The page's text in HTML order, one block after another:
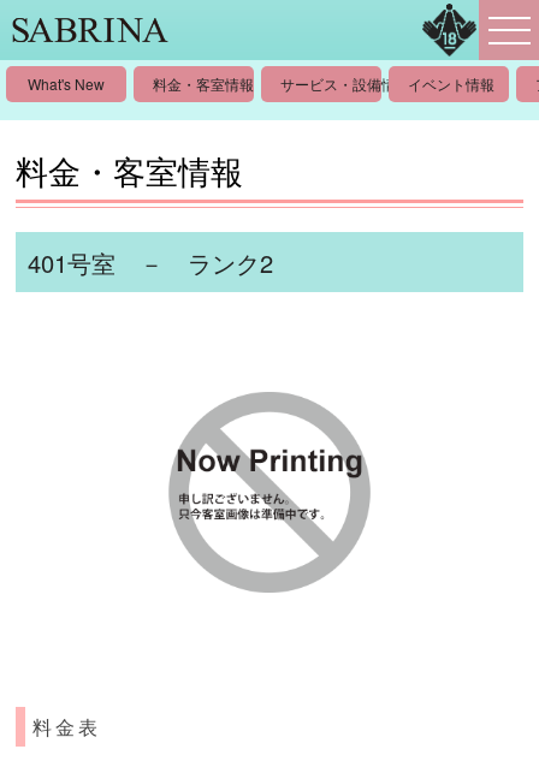
What's New 料金・客室情報 サービス・設備情報イベント情報
料金・客室情報
401号室 － ランク2
料金表